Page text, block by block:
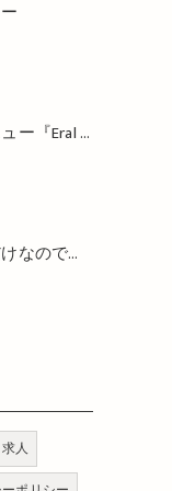
新しいスパメニュー『Eral Head Cure』が 登場！姫路市の美容院BEREA(ベレア)はお客様のキレイを叶える美容室／ヘアサロン
今回はカットだけなので、コテで巻き巻き仕上げ！姫路市の美容院BEREA(ベレア)はお客様のキレイを叶える美容室／ヘアサロン
求人